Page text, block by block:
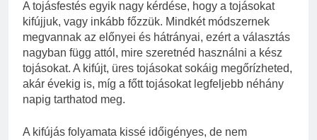
A tojásfestés egyik nagy kérdése, hogy a tojásokat
kifújjuk, vagy inkább főzzük. Mindkét módszernek
megvannak az előnyei és hátrányai, ezért a választás
nagyban függ attól, mire szeretnéd használni a kész
tojásokat. A kifújt, üres tojásokat sokáig megőrízheted,
akár évekig is, míg a főtt tojásokat legfeljebb néhány
napig tarthatod meg.
A kifújás folyamata kissé időigényes, de nem